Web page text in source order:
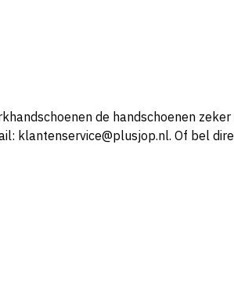
de handschoenen zeker
klantenservice@plusjop.nl. Of bel